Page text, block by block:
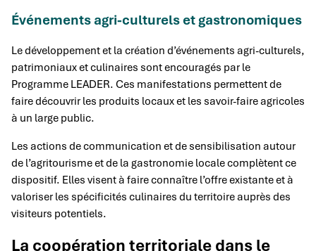
Événements agri-culturels et gastronomiques
Le développement et la création d’événements agri-culturels,
patrimoniaux et culinaires sont encouragés par le
Programme LEADER. Ces manifestations permettent de
faire découvrir les produits locaux et les savoir-faire agricoles
à un large public.
Les actions de communication et de sensibilisation autour
de l’agritourisme et de la gastronomie locale complètent ce
dispositif. Elles visent à faire connaître l’offre existante et à
valoriser les spécificités culinaires du territoire auprès des
visiteurs potentiels.
La coopération territoriale dans le